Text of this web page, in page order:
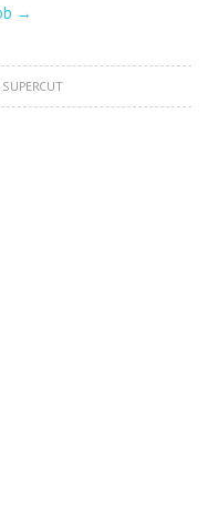
→
SUPERCUT